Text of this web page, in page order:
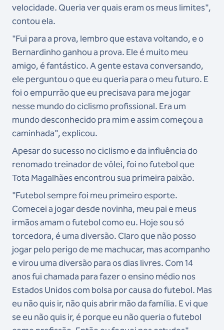
velocidade. Queria ver quais eram os meus limites",
contou ela.
"Fui para a prova, lembro que estava voltando, e o
Bernardinho ganhou a prova. Ele é muito meu
amigo, é fantástico. A gente estava conversando,
ele perguntou o que eu queria para o meu futuro. E
foi o empurrão que eu precisava para me jogar
nesse mundo do ciclismo profissional. Era um
mundo desconhecido pra mim e assim começou a
caminhada", explicou.
Apesar do sucesso no ciclismo e da influência do
renomado treinador de vôlei, foi no futebol que
Tota Magalhães encontrou sua primeira paixão.
"Futebol sempre foi meu primeiro esporte.
Comecei a jogar desde novinha, meu pai e meus
irmãos amam o futebol como eu. Hoje sou só
torcedora, é uma diversão. Claro que não posso
jogar pelo perigo de me machucar, mas acompanho
e virou uma diversão para os dias livres. Com 14
anos fui chamada para fazer o ensino médio nos
Estados Unidos com bolsa por causa do futebol. Mas
eu não quis ir, não quis abrir mão da família. E vi que
se eu não quis ir, é porque eu não queria o futebol